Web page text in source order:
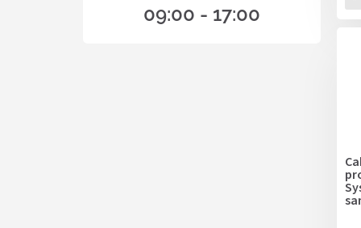
09:00 - 17:00